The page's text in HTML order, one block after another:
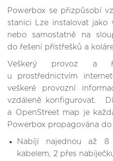
Powerbox se přizpůsobí
stanici Lze instalovat jako
nebo samostatně na
do řešení přístřešků a
Veškerý provoz a
u prostřednictvím
veškeré provozní
vzdáleně konfigurovat.
a OpenStreet map je
Powerbox propagována
Nabíjí najednou až 8
kabelem, 2 přes